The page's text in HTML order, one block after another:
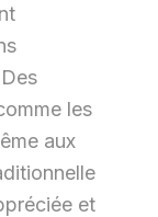
les
aux
et